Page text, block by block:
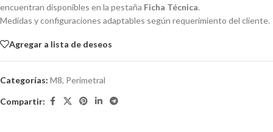
encuentran disponibles en la pestaña Ficha Técnica.
Medidas y configuraciones adaptables según requerimiento del cliente.
Agregar a lista de deseos
Categorías: M8, Perimetral
Compartir: